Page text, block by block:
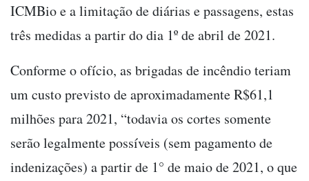
ICMBio e a limitação de diárias e passagens, estas
três medidas a partir do dia 1º de abril de 2021.
Conforme o ofício, as brigadas de incêndio teriam
um custo previsto de aproximadamente R$61,1
milhões para 2021, “todavia os cortes somente
serão legalmente possíveis (sem pagamento de
indenizações) a partir de 1° de maio de 2021, o que